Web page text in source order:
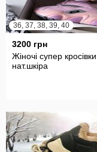
36, 37, 38, 39, 40
3200 грн
Жіночі супер кросівки ,
нат.шкіра